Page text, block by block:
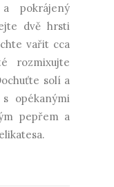
pokrájený
dvě hrsti
vařit cca
rozmixujte
solí a
opékanými
pepřem a